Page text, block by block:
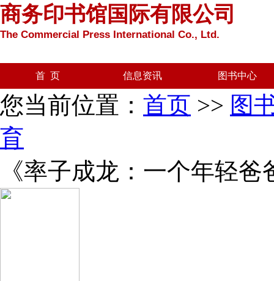
商务印书馆国际有限公司
The Commercial Press International Co., Ltd.
首 页 信息资讯 图书中心
您当前位置： 首页 >> 图
育
《率子成龙：一个年轻